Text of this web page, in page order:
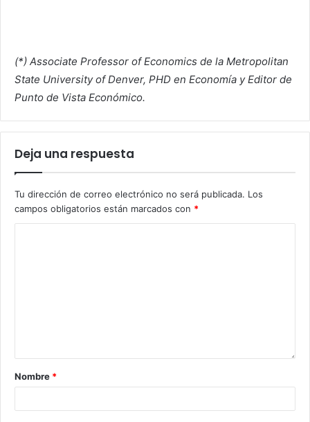
(*) Associate Professor of Economics de la Metropolitan
State University of Denver, PHD en Economía y Editor de
Punto de Vista Económico.
Deja una respuesta
Tu dirección de correo electrónico no será publicada. Los
campos obligatorios están marcados con *
Nombre *